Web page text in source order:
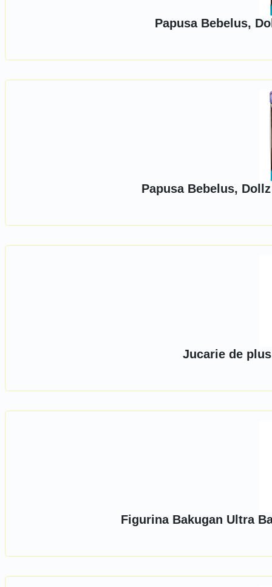
Papusa Bebelus,
Papusa Bebelus,
Jucarie de
Figurina Bakugan Ultra